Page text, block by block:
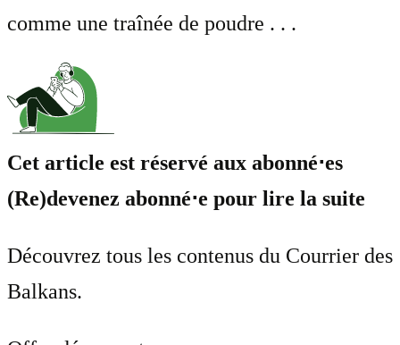
comme une traînée de poudre . . .
Cet article est réservé aux abonné⋅es
(Re)devenez abonné⋅e pour lire la suite
Découvrez tous les contenus du Courrier des
Balkans.